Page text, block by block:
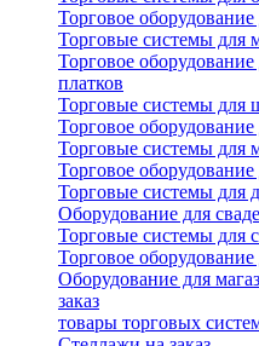
Торговое
Торговые системы для
Торговое
платков
Торговые системы для
Торговое
Торговые системы для
Торговое оборудование
Торговые системы для
Оборудование для
Торговые системы для
Торговое
Оборудование для
заказ
товары торговых